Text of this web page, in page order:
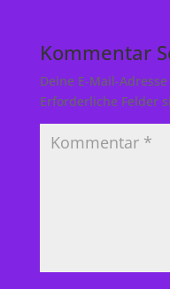
Kommentar
Deine E-Mail-
Erforderliche Felder